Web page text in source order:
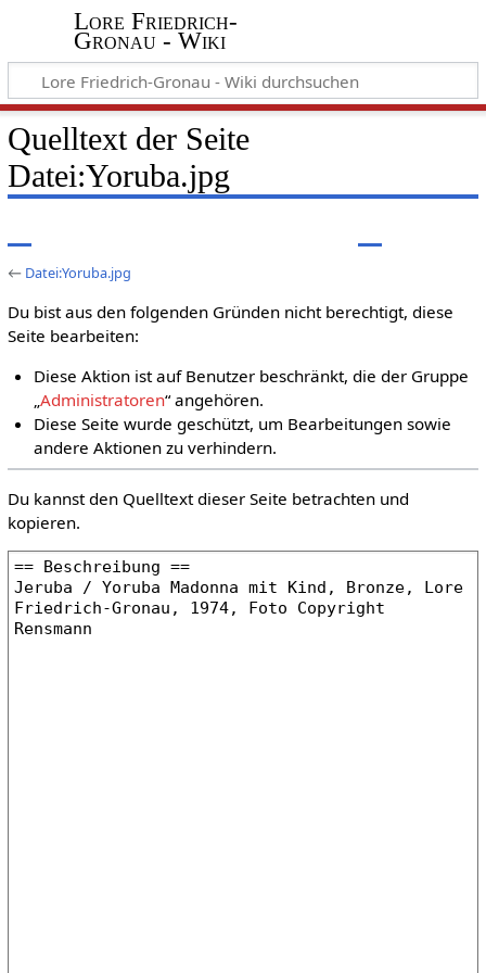
Lore Friedrich-
Gronau - Wiki
Quelltext der Seite
Datei:Yoruba.jpg
← Datei:Yoruba.jpg
Du bist aus den folgenden Gründen nicht berechtigt, diese
Seite bearbeiten:
Diese Aktion ist auf Benutzer beschränkt, die der Gruppe
„Administratoren“ angehören.
Diese Seite wurde geschützt, um Bearbeitungen sowie
andere Aktionen zu verhindern.
Du kannst den Quelltext dieser Seite betrachten und
kopieren.